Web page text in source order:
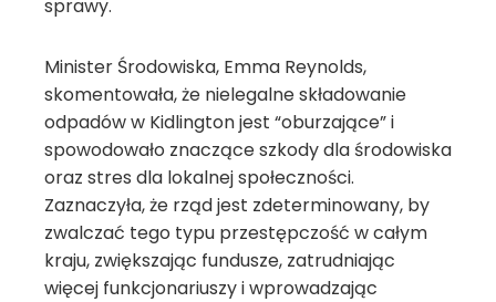
sprawy.
Minister Środowiska, Emma Reynolds,
skomentowała, że nielegalne składowanie
odpadów w Kidlington jest “oburzające” i
spowodowało znaczące szkody dla środowiska
oraz stres dla lokalnej społeczności.
Zaznaczyła, że rząd jest zdeterminowany, by
zwalczać tego typu przestępczość w całym
kraju, zwiększając fundusze, zatrudniając
więcej funkcjonariuszy i wprowadzając